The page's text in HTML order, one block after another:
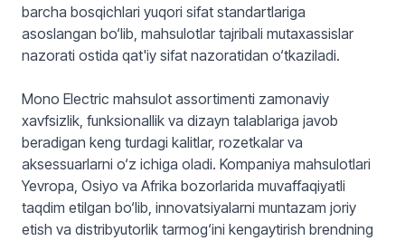
barcha bosqichlari yuqori sifat standartlariga
asoslangan bo‘lib, mahsulotlar tajribali mutaxassislar
nazorati ostida qat'iy sifat nazoratidan o‘tkaziladi.
Mono Electric mahsulot assortimenti zamonaviy
xavfsizlik, funksionallik va dizayn talablariga javob
beradigan keng turdagi kalitlar, rozetkalar va
aksessuarlarni o‘z ichiga oladi. Kompaniya mahsulotlari
Yevropa, Osiyo va Afrika bozorlarida muvaffaqiyatli
taqdim etilgan bo‘lib, innovatsiyalarni muntazam joriy
etish va distribyutorlik tarmog‘ini kengaytirish brendning